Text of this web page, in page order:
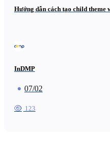
Hướng dẫn cách tạo child theme
InDMP
07/02
123